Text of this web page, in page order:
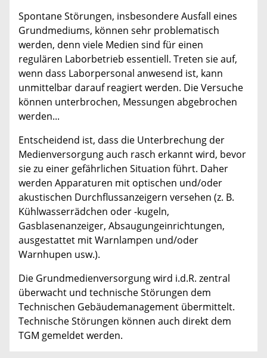
Spontane Störungen, insbesondere Ausfall eines
Grundmediums, können sehr problematisch
werden, denn viele Medien sind für einen
regulären Laborbetrieb essentiell. Treten sie auf,
wenn dass Laborpersonal anwesend ist, kann
unmittelbar darauf reagiert werden. Die Versuche
können unterbrochen, Messungen abgebrochen
werden...
Entscheidend ist, dass die Unterbrechung der
Medienversorgung auch rasch erkannt wird, bevor
sie zu einer gefährlichen Situation führt. Daher
werden Apparaturen mit optischen und/oder
akustischen Durchflussanzeigern versehen (z. B.
Kühlwasserrädchen oder -kugeln,
Gasblasenanzeiger, Absaugungeinrichtungen,
ausgestattet mit Warnlampen und/oder
Warnhupen usw.).
Die Grundmedienversorgung wird i.d.R. zentral
überwacht und technische Störungen dem
Technischen Gebäudemanagement übermittelt.
Technische Störungen können auch direkt dem
TGM gemeldet werden.